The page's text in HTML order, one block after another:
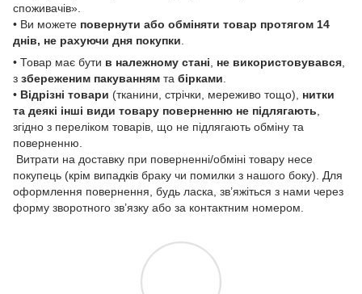
споживачів».
• Ви можете повернути або обміняти товар протягом 14
днів, не рахуючи дня покупки
• Товар має бути в належному стані не використовувався
з збереженим пакуванням та бірками
• Відрізні товари (тканини, стрічки, мереживо тощо), нитки
та деякі інші види товару поверненню не підлягають
згідно з переліком товарів, що не підлягають обміну та
поверненню.
Витрати на доставку при поверненні/обміні товару несе
покупець (крім випадків браку чи помилки з нашого боку). Для
оформлення повернення, будь ласка, зв’яжіться з нами через
форму зворотного зв’язку або за контактним номером.